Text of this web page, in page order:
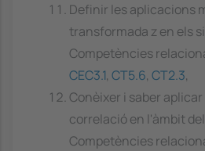
Definir les aplicacions
transformada z en els
Competències
CEC3.1, CT5.6, CT2.3,
Conèixer i saber
correlació en l'àmbit del
Competències